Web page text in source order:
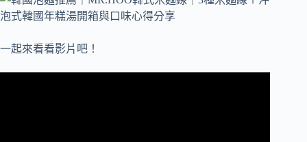
一起來看看影片吧！